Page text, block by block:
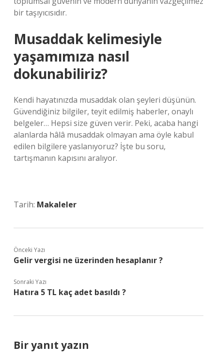
bir taşıyıcısıdır.
Musaddak kelimesiyle
yaşamımıza nasıl
dokunabiliriz?
Kendi hayatınızda musaddak olan şeyleri düşünün.
Güvendiğiniz bilgiler, teyit edilmiş haberler, onaylı
belgeler… Hepsi size güven verir. Peki, acaba hangi
alanlarda hâlâ musaddak olmayan ama öyle kabul
edilen bilgilere yaslanıyoruz? İşte bu soru,
tartışmanın kapısını aralıyor.
Tarih: Makaleler
Önceki Yazı
Gelir vergisi ne üzerinden hesaplanır ?
Sonraki Yazı
Hatıra 5 TL kaç adet basıldı ?
Bir yanıt yazın